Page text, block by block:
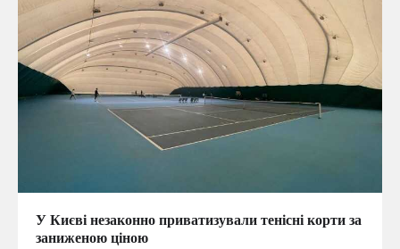
У Києві незаконно приватизували тенісні корти за
заниженою ціною